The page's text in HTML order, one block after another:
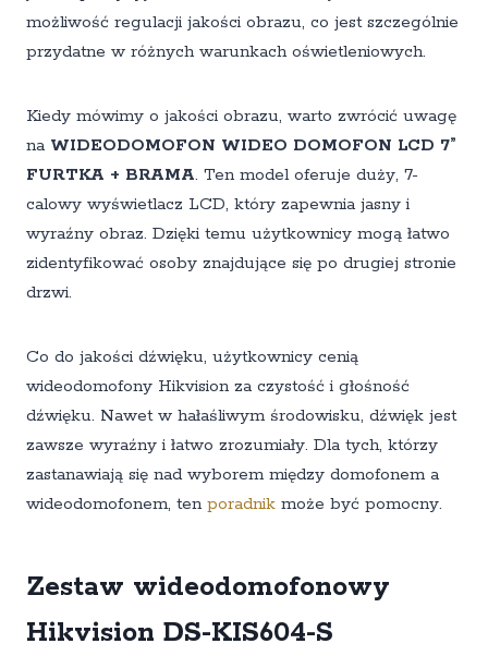
możliwość regulacji jakości obrazu, co jest szczególnie
przydatne w różnych warunkach oświetleniowych.
Kiedy mówimy o jakości obrazu, warto zwrócić uwagę
na WIDEODOMOFON WIDEO DOMOFON LCD 7”
FURTKA + BRAMA. Ten model oferuje duży, 7-
calowy wyświetlacz LCD, który zapewnia jasny i
wyraźny obraz. Dzięki temu użytkownicy mogą łatwo
zidentyfikować osoby znajdujące się po drugiej stronie
drzwi.
Co do jakości dźwięku, użytkownicy cenią
wideodomofony Hikvision za czystość i głośność
dźwięku. Nawet w hałaśliwym środowisku, dźwięk jest
zawsze wyraźny i łatwo zrozumiały. Dla tych, którzy
zastanawiają się nad wyborem między domofonem a
wideodomofonem, ten poradnik może być pomocny.
Zestaw wideodomofonowy
Hikvision DS-KIS604-S